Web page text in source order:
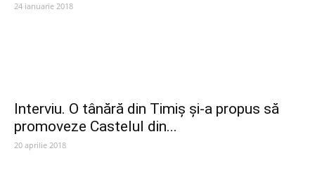
24 ianuarie 2018
Interviu. O tânără din Timiș și-a propus să
promoveze Castelul din...
20 aprilie 2018